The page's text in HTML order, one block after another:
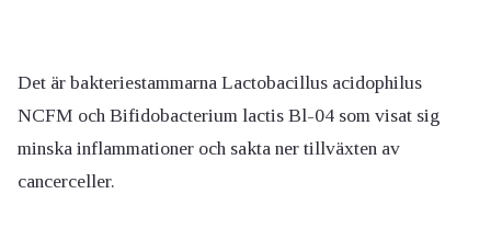
Det är bakteriestammarna Lactobacillus acidophilus
NCFM och Bifidobacterium lactis Bl-04 som visat sig
minska inflammationer och sakta ner tillväxten av
cancerceller.